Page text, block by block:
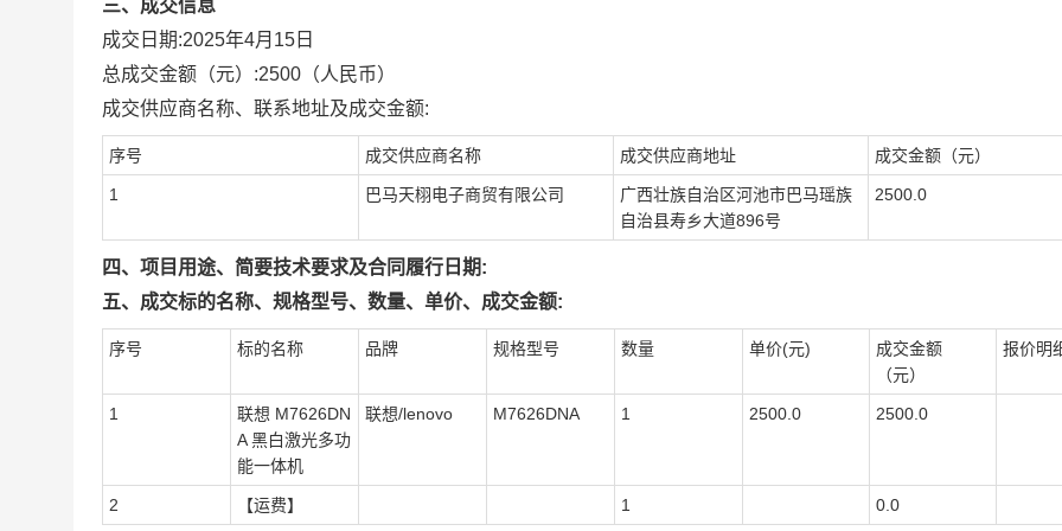
三、成交信息
成交日期:2025年4月15日
总成交金额（元）:2500 （人民币）
成交供应商名称、联系地址及成交金额:
序号 成交供应商名称 成交供应商地址 成交金额（元）
1 巴马天栩电子商贸有限公司
广西壮族自治区河池市巴马瑶族
自治县寿乡大道896号
2500.0
四、项目用途、简要技术要求及合同履行日期:
五、成交标的名称、规格型号、数量、单价、成交金额:
序号 标的名称 品牌 规格型号 数量 单价(元)
成交金额
（元）
报价明
1
联想 M7626DN
A 黑白激光多功
能一体机
联想/lenovo M7626DNA 1 2500.0 2500.0
2 【运费】 1 0.0